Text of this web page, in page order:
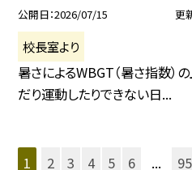
公開日 2026/07/15 更
校長室より
暑さによるWBGT（暑さ指数）
だり運動したりできない日...
1 2 3 4 5 6 ... 95